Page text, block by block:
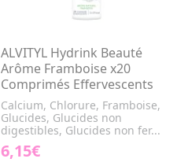
ALVITYL Hydrink Beauté
Arôme Framboise x20
Comprimés Effervescents
Calcium, Chlorure, Framboise,
Glucides, Glucides non
digestibles, Glucides non fer...
6,15€